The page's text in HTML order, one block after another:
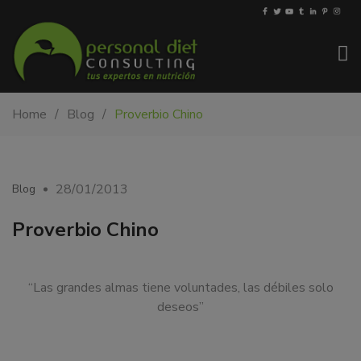
PDiet.com
y
Barcelona.
Mejoramos
la
nutrición
personas
Home Blog Proverbio Chino
Blog 28/01/2013
Proverbio Chino
“Las grandes almas tiene voluntades, las débiles solo
deseos”